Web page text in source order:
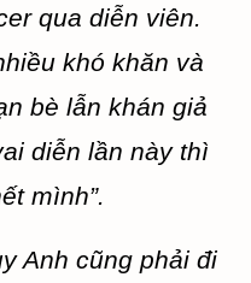
qua diễn viên.
khó khăn và
bè lẫn khán giả
diễn lần này thì
mình”.
Anh cũng phải đi